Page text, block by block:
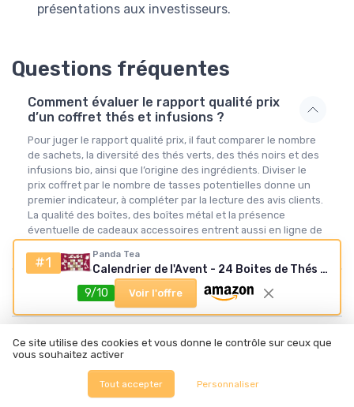
présentations aux investisseurs.
Questions fréquentes
Comment évaluer le rapport qualité prix
d’un coffret thés et infusions ?
Pour juger le rapport qualité prix, il faut comparer le nombre
de sachets, la diversité des thés verts, des thés noirs et des
infusions bio, ainsi que l’origine des ingrédients. Diviser le
prix coffret par le nombre de tasses potentielles donne un
premier indicateur, à compléter par la lecture des avis clients.
La qualité des boîtes, des boîtes métal et la présence
éventuelle de cadeaux accessoires entrent aussi en ligne de
compte.
Quelle différence entre un coffret thé et
un coffret infusion ?
le surcoût de prix ?
Comment conserver au mieux un coffret
thés et infusions une fois ouvert ?
#1 Panda Tea
Calendrier de l'Avent - 24 Boites de Thés & Infusion en Vrac Bio - Assortiment de 24 boites de thés et infusions - Idées Cadeaux - Calendrier de l’Avent pour Femme & Homme
9/10
Voir l'offre
Ce site utilise des cookies et vous donne le contrôle sur ceux que
vous souhaitez activer
Tout accepter Personnaliser